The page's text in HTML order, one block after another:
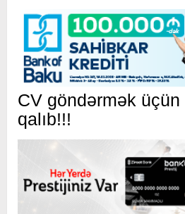
CV göndərmək
qalıb!!!